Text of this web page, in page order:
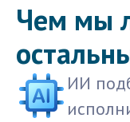
Чем мы
ИИ